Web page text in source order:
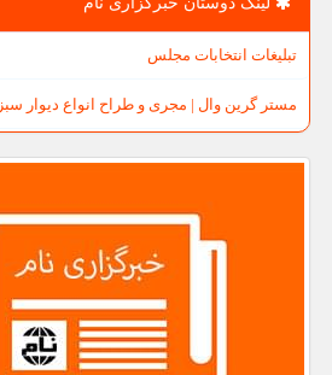
تبلیغات انتخابات مجلس
مستر گرین وال | مجری و طراح انواع دیوار سبز